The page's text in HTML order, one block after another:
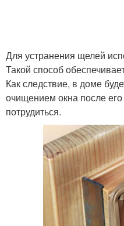
Для устранения щелей
Такой способ
Как следствие, в доме
очищением окна после его
потрудиться.